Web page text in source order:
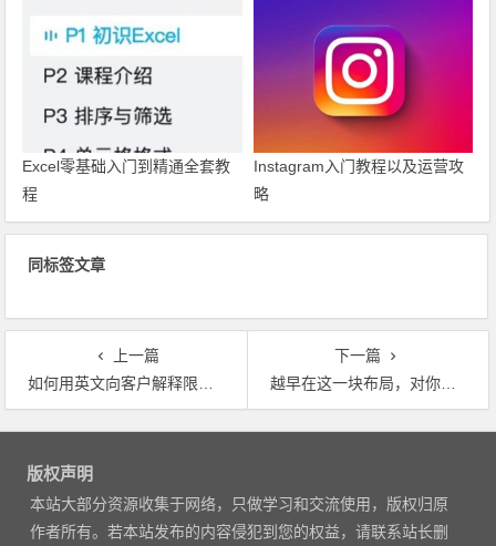
Excel零基础入门到精通全套教
程
Instagram入门教程以及运营攻
略
同标签文章
上一篇
如何用英文向客户解释限电减产造成订单延误、甚至逼单？
下一篇
越早在这一块布局，对你的外贸生涯越好
文
版权声明
本站大部分资源收集于网络，只做学习和交流使用，版权归原
作者所有。若本站发布的内容侵犯到您的权益，请联系站长删